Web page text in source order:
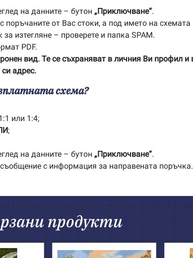
на данните – бутон „Приключване“.
от Вас стоки, а под името на
изтегляне – проверете и папка SPAM.
PDF.
вид. Те се съхраняват в личния Ви профил и
адрес.
схема?
или 1:4;
;
на данните – бутон „Приключване“.
с информация за направената поръчка.
продукти